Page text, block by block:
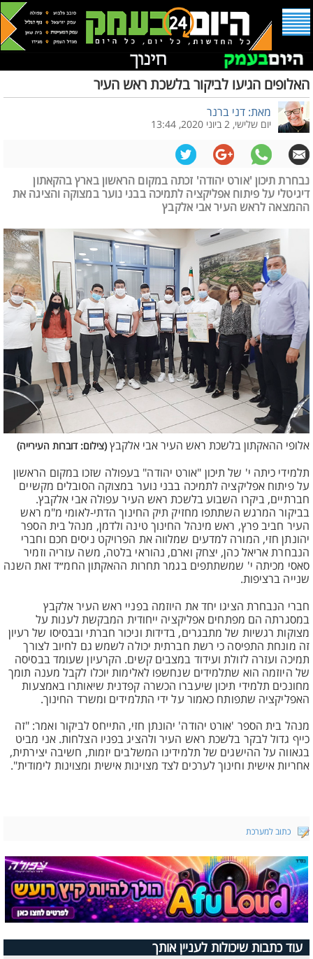
האלופים הגיעו לביקור בלשכת ראש העיר
מאת: דני ברנר
יום שלישי, 2 ביוני 2020, 13:44
נבחרת תיכון 'אורט יהודה' זכתה במקום הראשון בארץ בהקאתון
דיגיטלי על פיתוח אפליקציה לתמיכה בבני נוער במצוקה והציגה את
ההמצאה לראש העיר אבי אלקבץ
אלופי ההאקתון בלשכת ראש העיר אבי אלקבץ (צילום: דוברות העירייה)
תלמידי כיתה י' של תיכון "אורט יהודה" בעפולה שזכו במקום הראשון
על פיתוח אפליקציה לתמיכה בבני נוער במצוקה הסובלים מקשיים
חברתיים, ביקרו השבוע בלשכת ראש העיר עפולה אבי אלקבץ.
בביקור המרגש השתתפו מחזיק תיק החינוך הדתי-לאומי מ"מ ראש
העיר חביב פרץ, ראש מינהל החינוך טינה ולדמן, מנהל בית הספר
יהונתן חזי, המורה למדעים שמלווה את הפרויקט ניסים חכם וחברי
הנבחרת אריאל כהן, יצחק וארם, נהוראי בלטה, משה עזריה וזמיר
סאסי מכיתה י' שמשתתפים בגמר תחרות ההאקתון החמ״ד זאת השנה
שנייה ברציפות.
חברי הנבחרת הציגו יחד את היוזמה בפניי ראש העיר אלקבץ
במסגרתה הם מפתחים אפליקציה ייחודית המבקשת לענות על
מצוקות רגשיות של מתבגרים, בדידות וניכור חברתי ובבסיסו של רעיון
זה מונחת התפיסה כי רשת חברתית יכולה לשמש גם לחיוב לצורך
תמיכה ועזרה לזולת ועידוד במצבים קשים. הקרעיון שעומד בבסיסה
של היוזמה הוא שתלמידים שנחשפו לאלימות יוכלו לקבל מענה תומך
מחונכים תלמידי תיכון שיעברו הכשרה קפדנית שיאותרו באמצעות
האפליקציה שתפותח כאמור על ידי התלמידים ומשרד החינוך.
מנהל בית הספר 'אורט יהודה' יהונתן חזי, התייחס לביקור ואמר: "זה
כייף גדול לבקר בלשכת ראש העיר ולהציג בפניו הצלחות. אני מביט
בגאווה על ההישגים של תלמידינו המשלבים יזמות, חשיבה יצירתית,
אחריות אישית וחינוך לערכים לצד מצוינות אישית ומצוינות לימודית".
כתוב למערכת
עוד כתבות שיכולות לעניין אותך